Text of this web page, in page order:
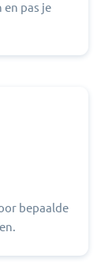
pas je
bepaalde